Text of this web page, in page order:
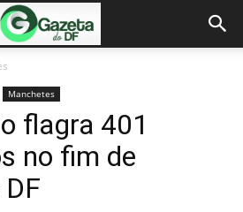
Manchetes
flagra 401
no fim de